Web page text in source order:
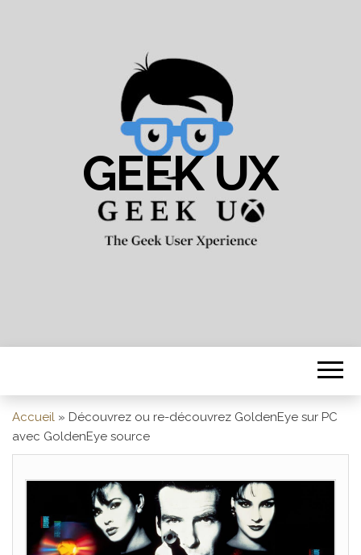
GEEK UX
Accueil » Découvrez ou re-découvrez GoldenEye sur PC
avec GoldenEye source